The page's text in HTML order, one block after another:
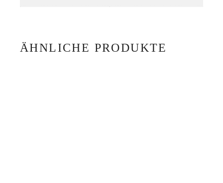
ÄHNLICHE PRODUKTE